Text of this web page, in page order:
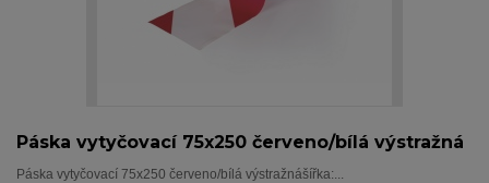
Páska vytyčovací 75x250 červeno/bílá výstražná
Páska vytyčovací 75x250 červeno/bílá výstražnášířka:...